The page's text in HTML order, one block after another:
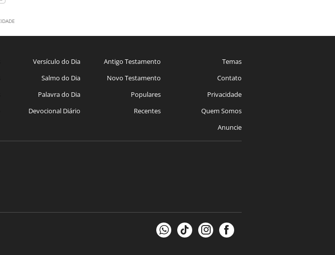
Versículo do Dia
Salmo do Dia
Palavra do Dia
Devocional Diário
Antigo Testamento
Novo Testamento
Populares
Recentes
Temas
Contato
Privacidade
Quem Somos
Anuncie